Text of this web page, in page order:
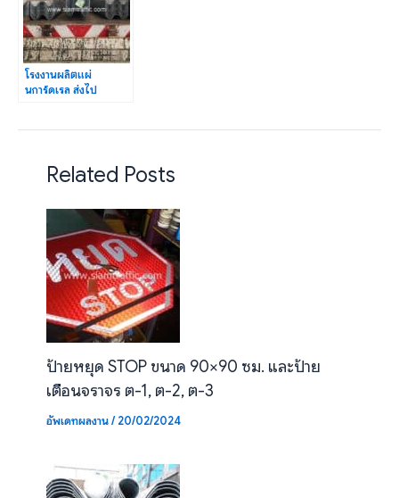
โรงงานผลิตแผ่
นการ์ดเรล ส่งไป
Related Posts
ป้ายหยุด STOP ขนาด 90×90 ซม. และป้าย
เตือนจราจร ต-1, ต-2, ต-3
อัพเดทผลงาน/20/02/2024